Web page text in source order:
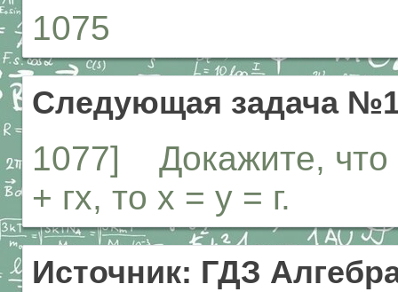
1075
Следующая задача
1077] Докажите, что
+ гх, то х = у = г.
Источник: ГДЗ